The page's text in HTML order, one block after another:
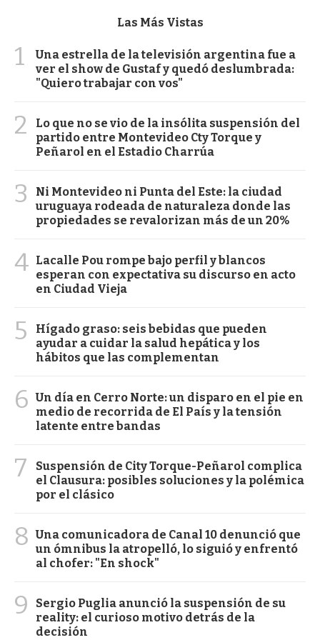
Las Más Vistas
1
Una estrella de la televisión argentina fue a
ver el show de Gustaf y quedó deslumbrada:
"Quiero trabajar con vos"
2
Lo que no se vio de la insólita suspensión del
partido entre Montevideo Cty Torque y
Peñarol en el Estadio Charrúa
3
Ni Montevideo ni Punta del Este: la ciudad
uruguaya rodeada de naturaleza donde las
propiedades se revalorizan más de un 20%
4 Lacalle Pou rompe bajo perfil y blancos
esperan con expectativa su discurso en acto
en Ciudad Vieja
5
Hígado graso: seis bebidas que pueden
ayudar a cuidar la salud hepática y los
hábitos que las complementan
6 Un día en Cerro Norte: un disparo en el pie en
medio de recorrida de El País y la tensión
latente entre bandas
7
Suspensión de City Torque-Peñarol complica
el Clausura: posibles soluciones y la polémica
por el clásico
8 Una comunicadora de Canal 10 denunció que
un ómnibus la atropelló, lo siguió y enfrentó
al chofer: "En shock"
9
Sergio Puglia anunció la suspensión de su
reality: el curioso motivo detrás de la
decisión